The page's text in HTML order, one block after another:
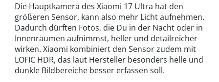
Die Hauptkamera des Xiaomi 17 Ultra hat den
größeren Sensor, kann also mehr Licht aufnehmen.
Dadurch dürften Fotos, die Du in der Nacht oder in
Innenräumen aufnimmst, heller und detailreicher
wirken. Xiaomi kombiniert den Sensor zudem mit
LOFIC HDR, das laut Hersteller besonders helle und
dunkle Bildbereiche besser erfassen soll.